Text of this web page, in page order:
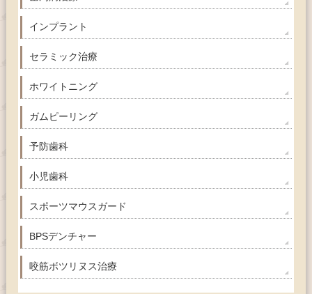
インプラント
セラミック治療
ホワイトニング
ガムピーリング
予防歯科
小児歯科
スポーツマウスガード
BPSデンチャー
咬筋ボツリヌス治療